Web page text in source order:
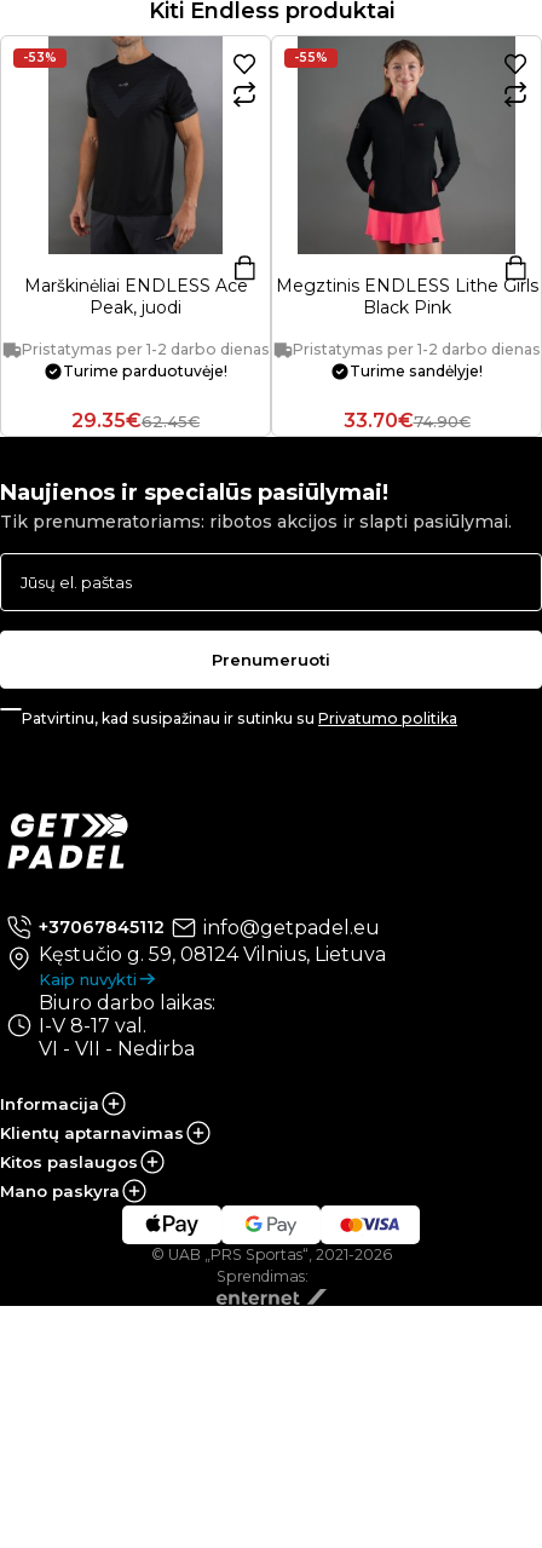
Kiti Endless produktai
-53%
Marškinėliai ENDLESS Ace
Peak, juodi
Pristatymas per 1-2 darbo dienas
Turime parduotuvėje!
29.35€62.45€
-55%
Megztinis ENDLESS Lithe Girls
Black Pink
Pristatymas per 1-2 darbo dienas
Turime sandėlyje!
33.70€74.90€
Naujienos ir specialūs pasiūlymai!
Tik prenumeratoriams: ribotos akcijos ir slapti pasiūlymai.
Patvirtinu, kad susipažinau ir sutinku su Privatumo politika
Prenumeruoti
+37067845112
info@getpadel.eu
Kęstučio g. 59, 08124 Vilnius, Lietuva
Kaip nuvykti
Biuro darbo laikas:
I-V 8-17 val.
VI - VII - Nedirba
Informacija
Klientų aptarnavimas
Kitos paslaugos
Mano paskyra
© UAB „PRS Sportas“, 2021-2026
Sprendimas: